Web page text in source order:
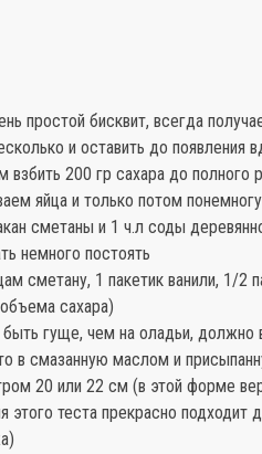
простой бисквит, всегда
и оставить до появления
взбить 200 гр сахара до полного
яйца и только потом
сметаны и 1 ч.л соды
немного постоять
сметану, 1 пакетик ванили, 1/2
сахара)
гуще, чем на оладьи, должно
в смазанную маслом и
20 или 22 см (в этой форме
этого теста прекрасно